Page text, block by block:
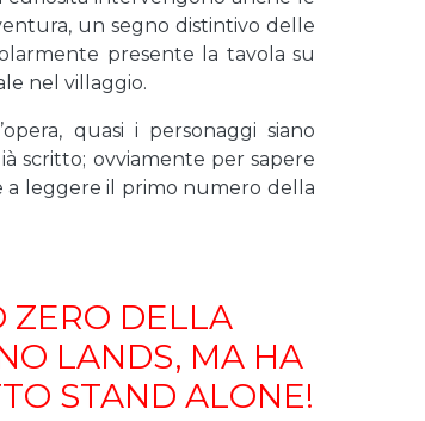
un segno distintivo delle
presente la tavola su
nel villaggio.
quasi i personaggi siano
scritto; ovviamente per sapere
a leggere il primo numero della
ZERO DELLA
LANDS, MA HA
STAND ALONE!